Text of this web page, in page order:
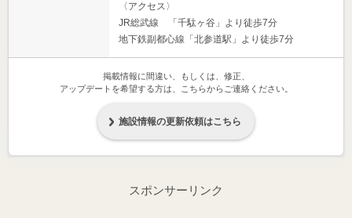
〈アクセス〉
JR総武線 「千駄ヶ谷」より徒歩7分
地下鉄副都心線「北参道駅」より徒歩7分
掲載情報に間違い、もしくは、修正、
アップデートを希望する方は、こちらからご連絡ください。
施設情報の更新依頼はこちら
スポンサーリンク